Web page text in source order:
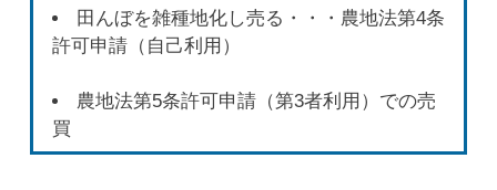
田んぼを雑種地化し売る・・・農地法第4条
許可申請（自己利用）
農地法第5条許可申請（第3者利用）での売
買